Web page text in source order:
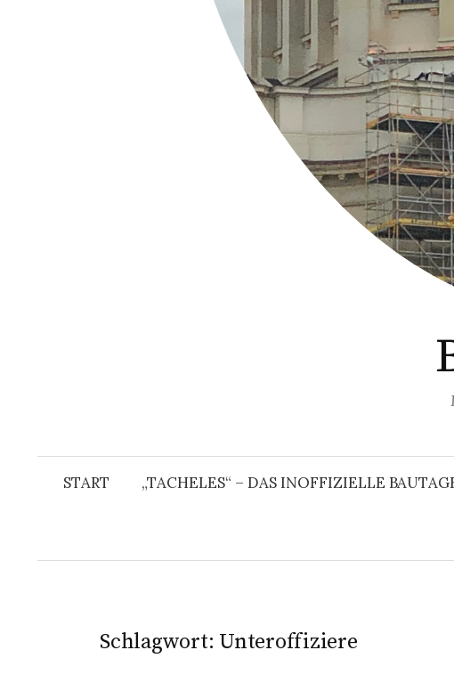
START „TACHELES“ – DAS INOFFIZIELLE
Schlagwort: Unteroffiziere